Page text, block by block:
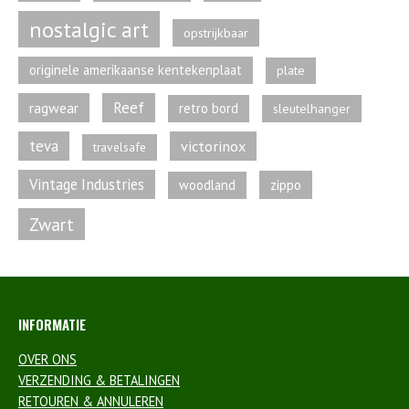
nostalgic art opstrijkbaar
originele amerikaanse kentekenplaat plate
ragwear Reef retro bord sleutelhanger
teva travelsafe victorinox
Vintage Industries woodland zippo
Zwart
INFORMATIE
OVER ONS
VERZENDING & BETALINGEN
RETOUREN & ANNULEREN